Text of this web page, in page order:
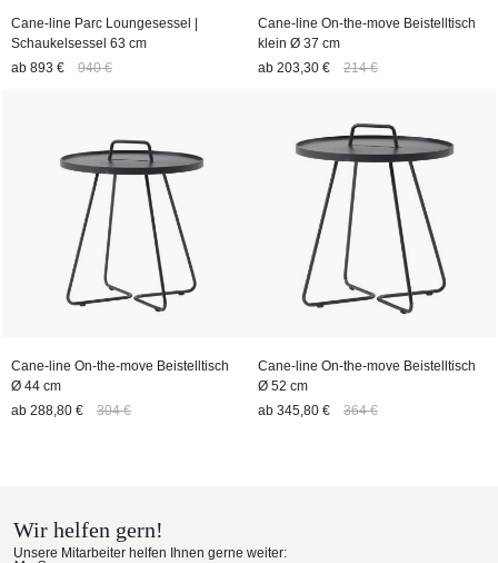
Cane-line Parc Loungesessel |
Schaukelsessel 63 cm
ab 893 € 940 €
Cane-line On-the-move Beistelltisch
klein Ø 37 cm
ab 203,30 € 214 €
Cane-line On-the-move Beistelltisch
Ø 44 cm
ab 288,80 € 304 €
Cane-line On-the-move Beistelltisch
Ø 52 cm
ab 345,80 € 364 €
Wir helfen gern!
Unsere Mitarbeiter helfen Ihnen gerne weiter: